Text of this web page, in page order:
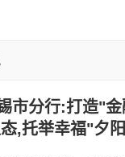
市分行:打造"
,托举幸福"夕